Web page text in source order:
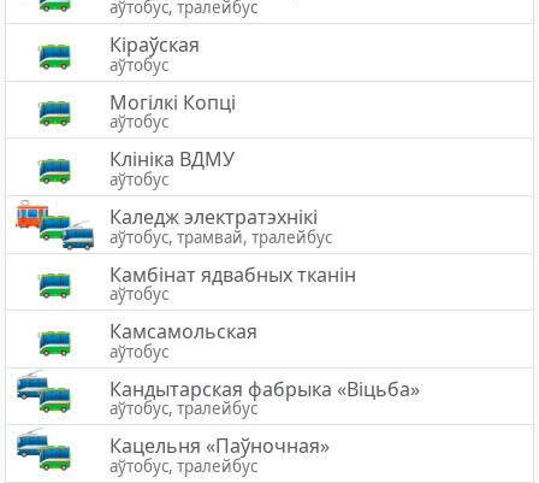
аўтобус, тралейбус
Кіраўская
аўтобус
Могілкі Копці
аўтобус
Клініка ВДМУ
аўтобус
Каледж электратэхнiкi
аўтобус, трамвай, тралейбус
Камбінат ядвабных тканін
аўтобус
Камсамольская
аўтобус
Кандытарская фабрыка «Віцьба»
аўтобус, тралейбус
Кацельня «Паўночная»
аўтобус, тралейбус